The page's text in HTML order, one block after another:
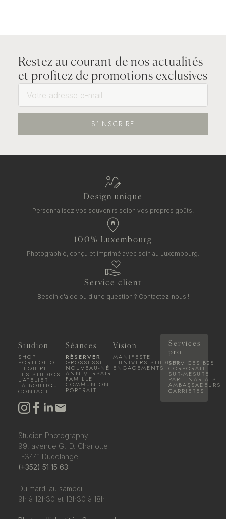
Restez au courant de nos actualités
et profitez de promotions exclusives
S'INSCRIRE
Design unique
Personnalisez vos souvenirs selon vos propres goûts.
100% Luxembourg
Photographié, conçu et imprimé avec soin au Luxembourg.
Service client
Besoin d'aide ou d'une question ? Contactez-nous !
Studion Photography
99, avenue G.-D. Charlotte
L-3441 Dudelange
(+352) 51 15 63
Du mardi au samedi
9h à 12h30 et 13h30 à 18h
Studion
SHOP
PORTFOLIO
L'ÉQUIPE
LES STUDIOS
L'ATELIER
LA BOUTIQUE
CONTACT
Séances
RÉSERVER
GROSSESSE
NOUVEAU-NÉ
ANNIVERSAIRE
FAMILLE
COMMUNION
PORTRAIT
Vision
MANIFESTE
L'UNIVERS STUDION
ENGAGEMENTS
Services
pro
SERVICES B2B
CORPORATE
SUR-MESURE
PARTENARIATS
AMBASSADEURS
CARRIÈRES